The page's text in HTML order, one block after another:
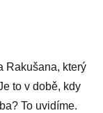
Rakušana, který
to v době, kdy
To uvidíme.